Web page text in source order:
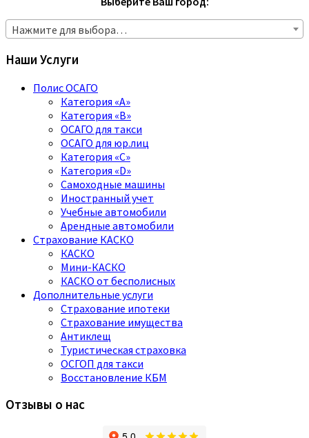
Нажмите для выбора…
Наши Услуги
Полис ОСАГО
Категория «A»
Категория «B»
ОСАГО для такси
ОСАГО для юр.лиц
Категория «C»
Категория «D»
Самоходные машины
Иностранный учет
Учебные автомобили
Арендные автомобили
Страхование КАСКО
КАСКО
Мини-КАСКО
КАСКО от бесполисных
Дополнительные услуги
Страхование ипотеки
Страхование имущества
Антиклещ
Туристическая страховка
ОСГОП для такси
Восстановление КБМ
Отзывы о нас